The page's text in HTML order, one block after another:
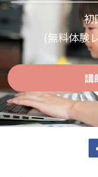
初
(無料体験
講